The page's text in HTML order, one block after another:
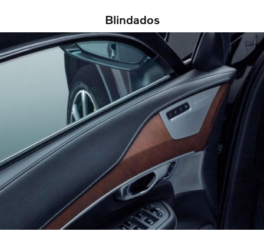
Blindados